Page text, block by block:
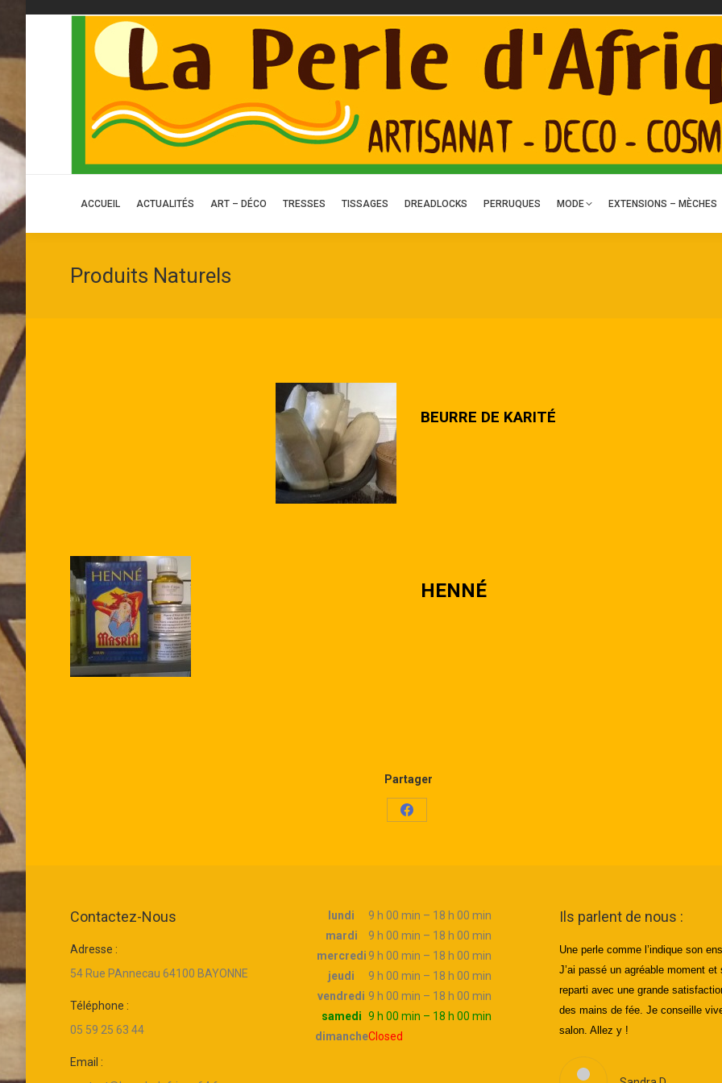
ACCUEIL ACTUALITÉS ART – DÉCO TRESSES TISSAGES DREADLOCKS PERRUQUES MODE EXTENSIONS – MÈCHES
Produits Naturels
BEURRE DE KARITÉ
HENNÉ
Partager
Share
Contactez-Nous
Adresse :
54 Rue PAnnecau 64100 BAYONNE
Téléphone :
05 59 25 63 44
Email :
lundi
9 h 00 min – 18 h 00 min
mardi
9 h 00 min – 18 h 00 min
mercredi 9 h 00 min – 18 h 00 min
jeudi
9 h 00 min – 18 h 00 min
vendredi 9 h 00 min – 18 h 00 min
samedi 9 h 00 min – 18 h 00 min
dimancheClosed
Ils parlent de nous :
et sympathique!
ambiance agréable !
L’accueil est chaleureux. On y rencontre
une personne d’un grand sérieux
professionnel,
honnête quant aux résultats attendus et
très compétente. Les tresses africaines
Une perle comme l’indique son
J’ai passé un agréable moment et
reparti avec une grande
des mains de fée. Je conseille
salon. Allez y !
ACTUALITÉS TRESSES TISSAGES DREADLOCKS